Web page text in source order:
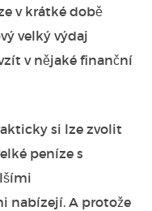
v krátké době
velký výdaj
v nějaké finanční
si lze zvolit
peníze s
nabízejí. A protože